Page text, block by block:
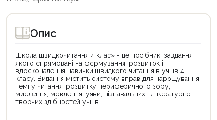
Опис
Школа швидкочитання 4 клас» - це посібник, завдання
якого спрямовані на формування, розвиток і
вдосконалення навички швидкого читання в учнів 4
класу. Видання містить систему вправ для нарощування
темпу читання, розвитку периферичного зору,
мислення, мовлення, уяви, пізнавальних і літературно-
творчих здібностей учнів.